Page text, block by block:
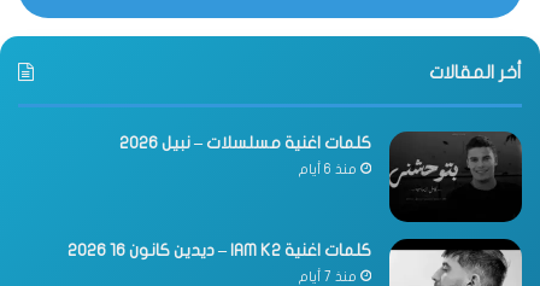
أخر المقالات
كلمات اغنية مسلسلات – نبيل 2026
منذ 6 أيام
كلمات اغنية IAM K2 – ديدين كانون 16 2026
منذ 7 أيام